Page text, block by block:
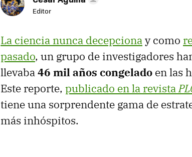
Editor
La ciencia nunca decepcionay como
pasado, un grupo de investigadores
llevaba46 mil años congelado en las
Este reporte, publicado en la revista
tiene una sorprendente gama de
más inhóspitos.